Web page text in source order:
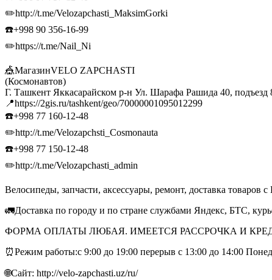
✏️http://t.me/Velozapchasti_MaksimGorki
☎️+998 90 356-16-99
✏️https://t.me/Nail_Ni
🎪МагазинVELO ZAPCHASTI
(Космонавтов)
Г. Ташкент Яккасарайском р-н Ул. Шарафа Рашида 40,
📍https://2gis.ru/tashkent/geo/70000001095012299
☎️+998 77 160-12-48
✏️http://t.me/Velozapchsti_Cosmonauta
☎️+998 77 150-12-48
✏️http://t.me/Velozapchasti_admin
Велосипеды, запчасти, аксессуары, ремонт, доставка
🚛Доставка по городу и по стране службами Яндекс, БТС,
ФОРМА ОПЛАТЫ ЛЮБАЯ. ИМЕЕТСЯ РАССРОЧКА И
⏰Режим работы:с 9:00 до 19:00 перерыв с 13:00 до 14:00
🌐Сайт: http://velo-zapchasti.uz/ru/